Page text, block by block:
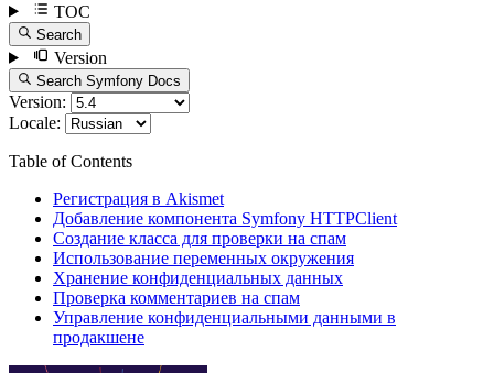
TOC
Search
Version
Search Symfony Docs
Version:
Locale:
Table of Contents
Регистрация в Akismet
Добавление компонента Symfony HTTPClient
Создание класса для проверки на спам
Использование переменных окружения
Хранение конфиденциальных данных
Проверка комментариев на спам
Управление конфиденциальными данными в
продакшене